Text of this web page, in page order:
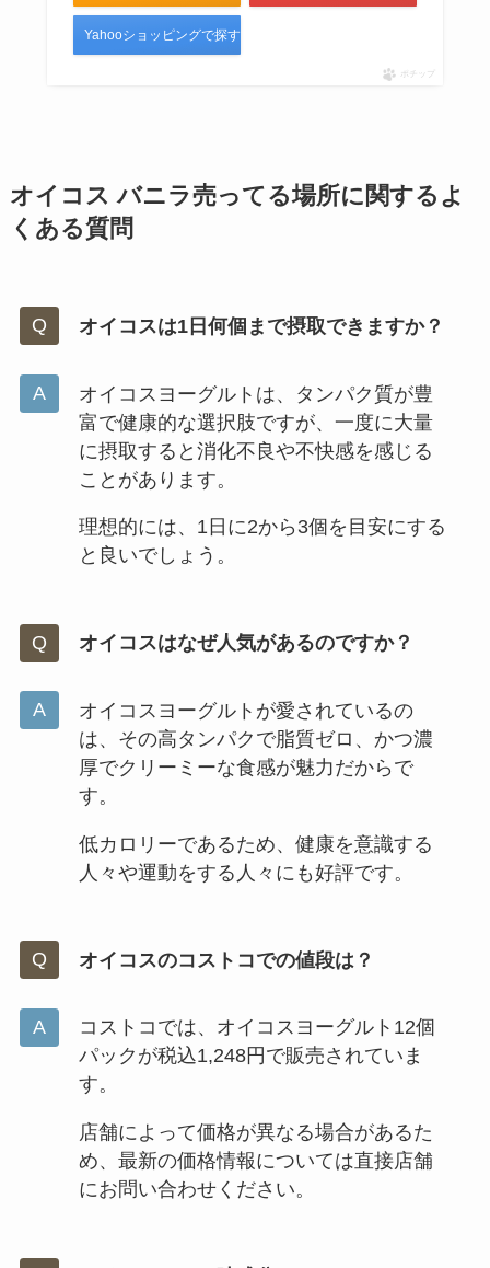
Yahooショッピングで探す
ポチップ
オイコス バニラ売ってる場所に関するよ
くある質問
オイコスは1日何個まで摂取できますか？
オイコスヨーグルトは、タンパク質が豊
富で健康的な選択肢ですが、一度に大量
に摂取すると消化不良や不快感を感じる
ことがあります。
理想的には、1日に2から3個を目安にする
と良いでしょう。
オイコスはなぜ人気があるのですか？
オイコスヨーグルトが愛されているの
は、その高タンパクで脂質ゼロ、かつ濃
厚でクリーミーな食感が魅力だからで
す。
低カロリーであるため、健康を意識する
人々や運動をする人々にも好評です。
オイコスのコストコでの値段は？
コストコでは、オイコスヨーグルト12個
パックが税込1,248円で販売されていま
す。
店舗によって価格が異なる場合があるた
め、最新の価格情報については直接店舗
にお問い合わせください。